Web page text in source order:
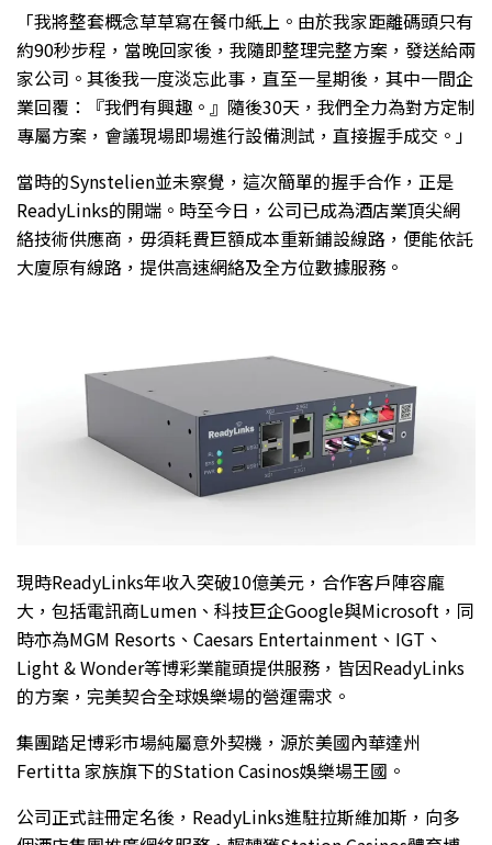
「我將整套概念草草寫在餐巾紙上。由於我家距離碼頭只有
約90秒步程，當晚回家後，我隨即整理完整方案，發送給兩
家公司。其後我一度淡忘此事，直至一星期後，其中一間企
業回覆：『我們有興趣。』隨後30天，我們全力為對方定制
專屬方案，會議現場即場進行設備測試，直接握手成交。」
當時的Synstelien並未察覺，這次簡單的握手合作，正是
ReadyLinks的開端。時至今日，公司已成為酒店業頂尖網
絡技術供應商，毋須耗費巨額成本重新鋪設線路，便能依託
大廈原有線路，提供高速網絡及全方位數據服務。
現時ReadyLinks年收入突破10億美元，合作客戶陣容龐
大，包括電訊商Lumen、科技巨企Google與Microsoft，同
時亦為MGM Resorts、Caesars Entertainment、IGT、
Light & Wonder等博彩業龍頭提供服務，皆因ReadyLinks
的方案，完美契合全球娛樂場的營運需求。
集團踏足博彩市場純屬意外契機，源於美國內華達州
Fertitta 家族旗下的Station Casinos娛樂場王國。
公司正式註冊定名後，ReadyLinks進駐拉斯維加斯，向多